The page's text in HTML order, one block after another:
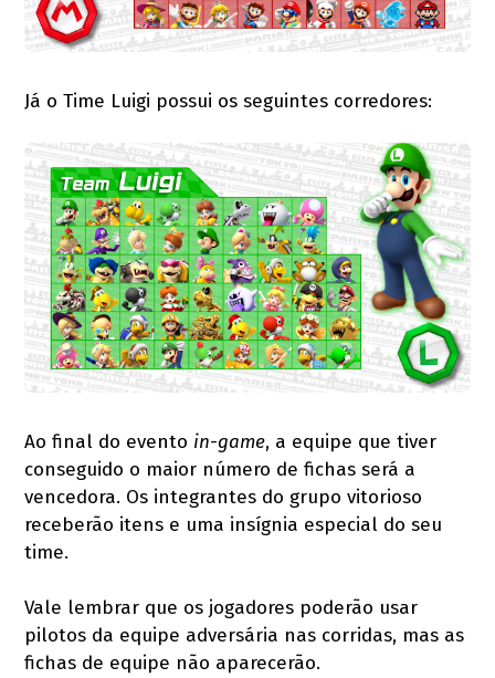
Já o Time Luigi possui os seguintes corredores:
Ao final do evento in-game, a equipe que tiver
conseguido o maior número de fichas será a
vencedora. Os integrantes do grupo vitorioso
receberão itens e uma insígnia especial do seu
time.
Vale lembrar que os jogadores poderão usar
pilotos da equipe adversária nas corridas, mas as
fichas de equipe não aparecerão.